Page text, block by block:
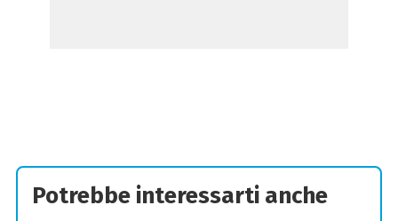
Potrebbe interessarti anche